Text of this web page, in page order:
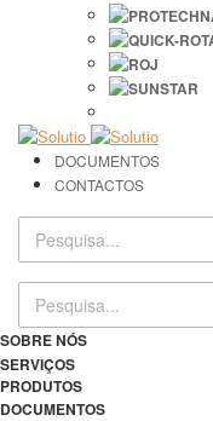
DOCUMENTOS
CONTACTOS
SOBRE NÓS
SERVIÇOS
PRODUTOS
DOCUMENTOS